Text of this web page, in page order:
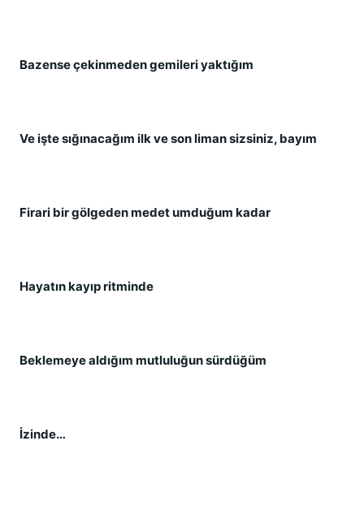
Bazense çekinmeden gemileri yaktığım
Ve işte sığınacağım ilk ve son liman sizsiniz, bayım
Firari bir gölgeden medet umduğum kadar
Hayatın kayıp ritminde
Beklemeye aldığım mutluluğun sürdüğüm
İzinde…